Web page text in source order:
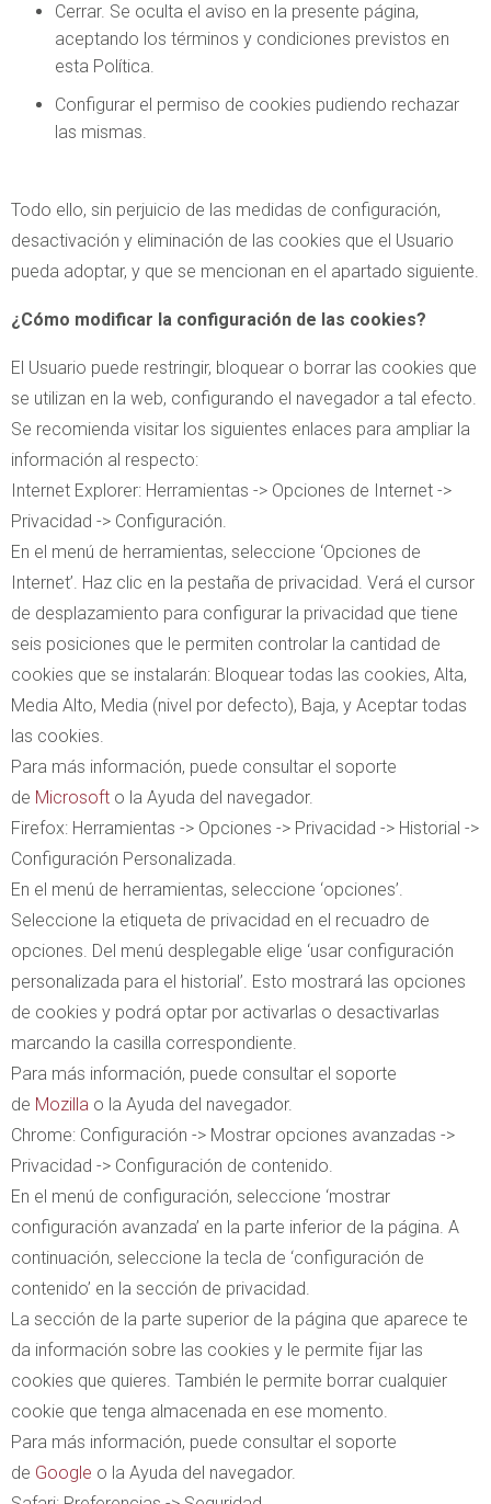
Cerrar. Se oculta el aviso en la presente página,
aceptando los términos y condiciones previstos en
esta Política.
Configurar el permiso de cookies pudiendo rechazar
las mismas.
Todo ello, sin perjuicio de las medidas de configuración,
desactivación y eliminación de las cookies que el Usuario
pueda adoptar, y que se mencionan en el apartado siguiente.
¿Cómo modificar la configuración de las cookies?
El Usuario puede restringir, bloquear o borrar las cookies que
se utilizan en la web, configurando el navegador a tal efecto.
Se recomienda visitar los siguientes enlaces para ampliar la
información al respecto:
Internet Explorer: Herramientas -> Opciones de Internet ->
Privacidad -> Configuración.
En el menú de herramientas, seleccione ‘Opciones de
Internet’. Haz clic en la pestaña de privacidad. Verá el cursor
de desplazamiento para configurar la privacidad que tiene
seis posiciones que le permiten controlar la cantidad de
cookies que se instalarán: Bloquear todas las cookies, Alta,
Media Alto, Media (nivel por defecto), Baja, y Aceptar todas
las cookies.
Para más información, puede consultar el soporte
de Microsoft o la Ayuda del navegador.
Firefox: Herramientas -> Opciones -> Privacidad -> Historial ->
Configuración Personalizada.
En el menú de herramientas, seleccione ‘opciones’.
Seleccione la etiqueta de privacidad en el recuadro de
opciones. Del menú desplegable elige ‘usar configuración
personalizada para el historial’. Esto mostrará las opciones
de cookies y podrá optar por activarlas o desactivarlas
marcando la casilla correspondiente.
Para más información, puede consultar el soporte
de Mozilla o la Ayuda del navegador.
Chrome: Configuración -> Mostrar opciones avanzadas ->
Privacidad -> Configuración de contenido.
En el menú de configuración, seleccione ‘mostrar
configuración avanzada’ en la parte inferior de la página. A
continuación, seleccione la tecla de ‘configuración de
contenido’ en la sección de privacidad.
La sección de la parte superior de la página que aparece te
da información sobre las cookies y le permite fijar las
cookies que quieres. También le permite borrar cualquier
cookie que tenga almacenada en ese momento.
Para más información, puede consultar el soporte
de Google o la Ayuda del navegador.